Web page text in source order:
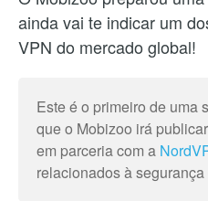
ainda vai te indicar um
VPN do mercado global!
Este é o primeiro de uma
que o Mobizoo irá
em parceria com a
relacionados à